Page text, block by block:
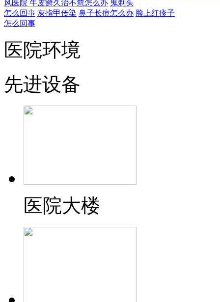
风医院 牛皮癣久治不愈怎么办 鬼剃头
怎么回事 灰指甲传染 鼻子长痘怎么办 脸上红疹子
怎么回事
医院环境
先进设备
医院大楼